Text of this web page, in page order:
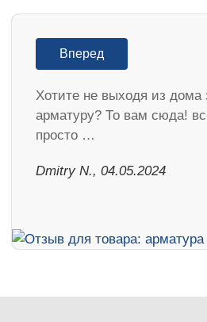
Вперед
Хотите не выходя из дома
арматуру? То вам сюда!
просто …
​Dmitry N., 04.05.2024